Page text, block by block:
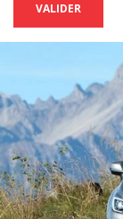
VALIDER